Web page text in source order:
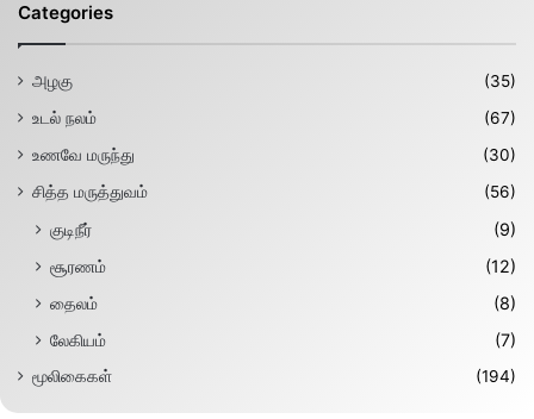
Categories
அழகு
(35)
உடல் நலம்
(67)
உணவே மருந்து
(30)
சித்த மருத்துவம்
(56)
குடிநீர்
(9)
சூரணம்
(12)
தைலம்
(8)
லேகியம்
(7)
மூலிகைகள் (194)